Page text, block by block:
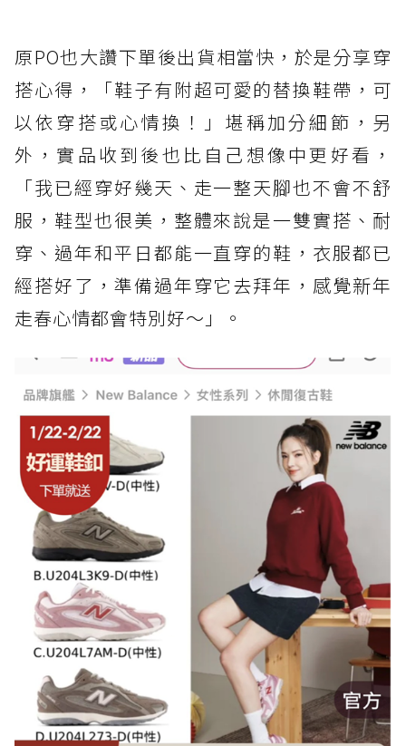
原PO也大讚下單後出貨相當快，於是分享穿
搭心得，「鞋子有附超可愛的替換鞋帶，可
以依穿搭或心情換！」堪稱加分細節，另
外，實品收到後也比自己想像中更好看，
「我已經穿好幾天、走一整天腳也不會不舒
服，鞋型也很美，整體來說是一雙實搭、耐
穿、過年和平日都能一直穿的鞋，衣服都已
經搭好了，準備過年穿它去拜年，感覺新年
走春心情都會特別好～」。